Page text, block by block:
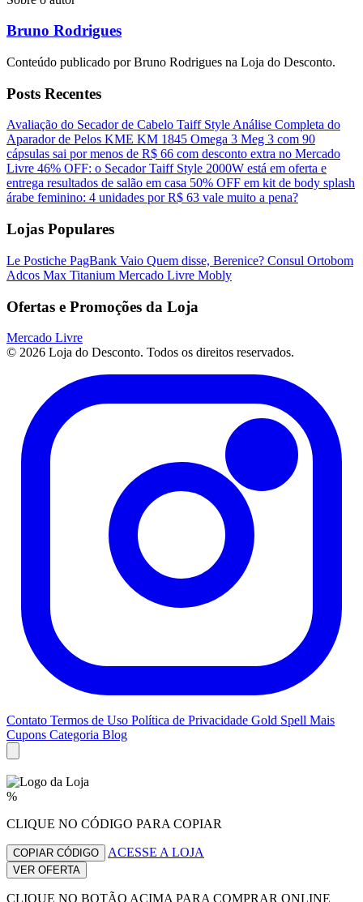
Bruno Rodrigues
Conteúdo publicado por Bruno Rodrigues na Loja do Desconto.
Posts Recentes
Avaliação do Secador de Cabelo Taiff StyleAnálise Completa do
Aparador de Pelos KME KM 1845 Omega 3 Meg 3 com 90
cápsulas sai por menos de R$ 66 com desconto extra no Mercado
Livre 46% OFF: o Secador Taiff Style 2000W está em oferta e
entrega resultados de salão em casa 50% OFF em kit de body splash
árabe feminino: 4 unidades por R$ 63 vale muito a pena?
Lojas Populares
Le Postiche PagBank Vaio Quem disse, Berenice? Consul Ortobom
Adcos Max Titanium Mercado Livre Mobly
Ofertas e Promoções da Loja
Mercado Livre
© 2026 Loja do Desconto. Todos os direitos reservados.
Contato Termos de Uso Política de Privacidade Gold Spell Mais
Cupons Categoria Blog
%
CLIQUE NO CÓDIGO PARA COPIAR
COPIAR CÓDIGO ACESSE A LOJA
VER OFERTA
CLIQUE NO BOTÃO ACIMA PARA COMPRAR ONLINE